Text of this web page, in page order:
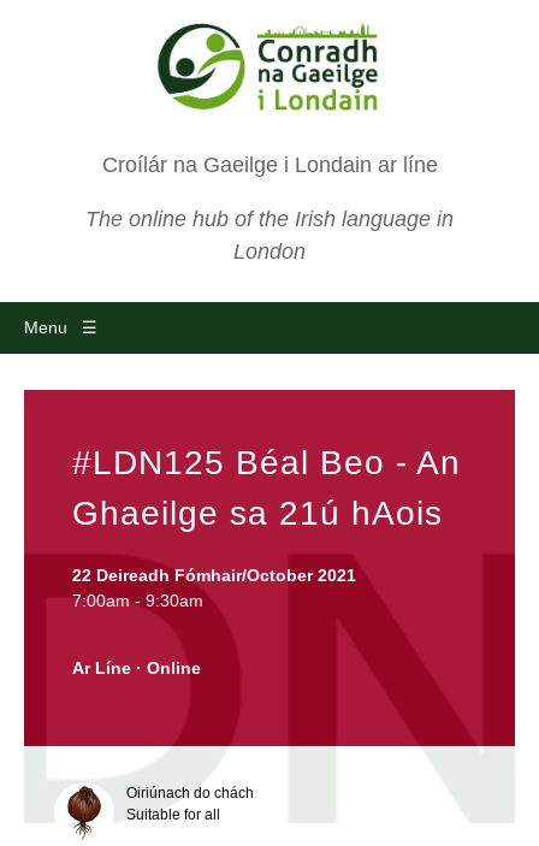
Croílár na Gaeilge i Londain ar líne
The online hub of the Irish language in
London
Menu ☰
#LDN125 Béal Beo - An
Ghaeilge sa 21ú hAois
22 Deireadh Fómhair/October 2021
7:00am - 9:30am
Ar Líne · Online
Oiriúnach do chách
Suitable for all